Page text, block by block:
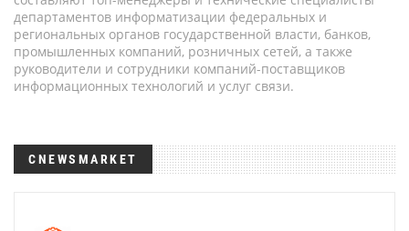
департаментов информатизации федеральных и
региональных органов государственной власти, банков,
промышленных компаний, розничных сетей, а также
руководители и сотрудники компаний-поставщиков
информационных технологий и услуг связи.
CNEWSMARKET